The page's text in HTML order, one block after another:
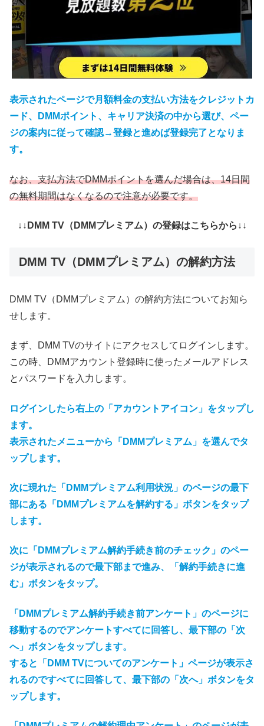
表示されたページで月額料金の支払い方法をクレジットカ
ード、DMMポイント、キャリア決済の中から選び、ペー
ジの案内に従って確認→登録と進めば登録完了となりま
す。
なお、支払方法でDMMポイントを選んだ場合は、14日間
の無料期間はなくなるので注意が必要です。
↓↓DMM TV（DMMプレミアム）の登録はこちらから↓↓
DMM TV（DMMプレミアム）の解約方法
DMM TV（DMMプレミアム）の解約方法についてお知ら
せします。
まず、DMM TVのサイトにアクセスしてログインします。
この時、DMMアカウント登録時に使ったメールアドレス
とパスワードを入力します。
ログインしたら右上の「アカウントアイコン」をタップし
ます。
表示されたメニューから「DMMプレミアム」を選んでタ
ップします。
次に現れた「DMMプレミアム利用状況」のページの最下
部にある「DMMプレミアムを解約する」ボタンをタップ
します。
次に「DMMプレミアム解約手続き前のチェック」のペー
ジが表示されるので最下部まで進み、「解約手続きに進
む」ボタンをタップ。
「DMMプレミアム解約手続き前アンケート」のページに
移動するのでアンケートすべてに回答し、最下部の「次
へ」ボタンをタップします。
すると「DMM TVについてのアンケート」ページが表示さ
れるのですべてに回答して、最下部の「次へ」ボタンをタ
ップします。